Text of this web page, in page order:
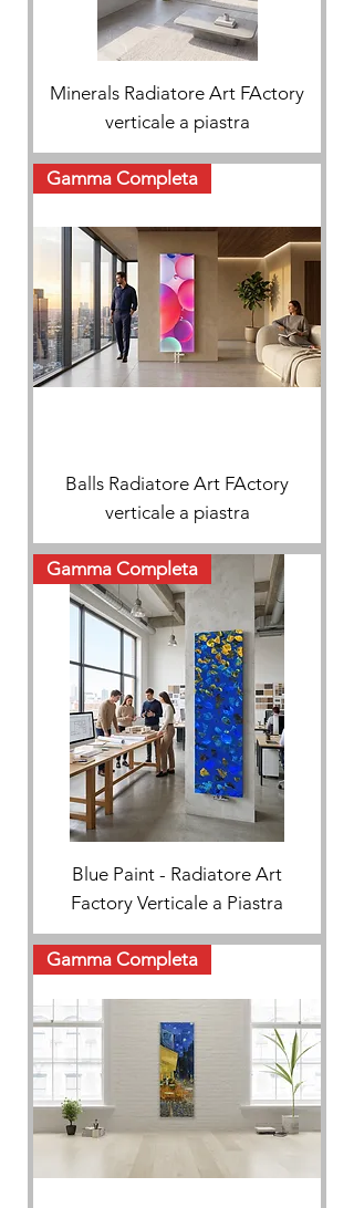
Minerals Radiatore Art FActory
verticale a piastra
Gamma Completa
Balls Radiatore Art FActory
verticale a piastra
Gamma Completa
Blue Paint - Radiatore Art
Factory Verticale a Piastra
Gamma Completa